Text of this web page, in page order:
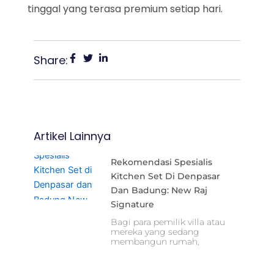
tinggal yang terasa premium setiap hari.
Share:
Artikel Lainnya
Rekomendasi Spesialis
Kitchen Set Di Denpasar
Dan Badung: New Raj
Signature
Bagi para pemilik villa atau
mereka yang sedang
membangun rumah,